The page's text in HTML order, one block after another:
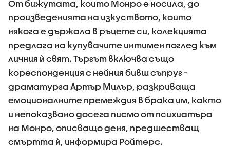
От бижутата, които Монро е носила, до
произведенията на изкуството, които
някога е държала в ръцете си, колекцията
предлага на купувачите интимен поглед към
личния ѝ свят. Търгът включва също
кореспонденция с нейния бивш съпруг -
драматурга Артър Милър, разкриваща
емоционалните премеждия в брака им, както
и непоказвано досега писмо от психиатъра
на Монро, описващо деня, предшестващ
смъртта ѝ, информира Ройтерс.